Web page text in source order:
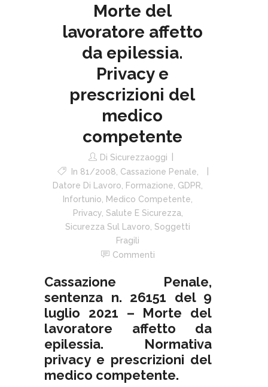
Morte del
lavoratore affetto
da epilessia.
Privacy e
prescrizioni del
medico
competente
Di Sicurezzaoggi
In 81/2008 Cassazione Penale
Datore Di Lavoro
Formazione GDPR
Infortunio
Medico Competente
Privacy, Salute E Sicurezza
Sicurezza Sul Lavoro Soggetti
Fragili
Commenti
Cassazione Penale,
sentenza n. 26151 del 9
luglio 2021 – Morte del
lavoratore affetto da
epilessia. Normativa
privacy e prescrizioni del
medico competente.